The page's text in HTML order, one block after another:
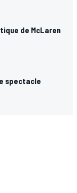
de McLaren
spectacle